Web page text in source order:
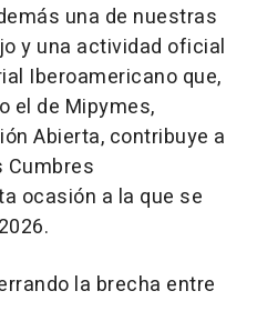
una de nuestras
y una actividad oficial
Iberoamericano que,
el de Mipymes,
Abierta, contribuye a
Cumbres
ocasión a la que se
la brecha entre